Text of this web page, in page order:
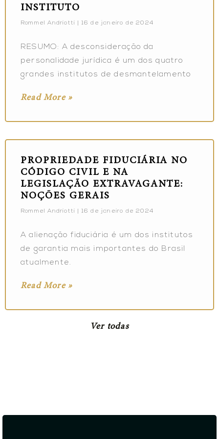
INSTITUTO
Rommel Andriotti 16 de janeiro de 2024
RESUMO: A desconsideração da
personalidade jurídica é um dos quatro
grandes institutos de desmantelamento
Read More »
PROPRIEDADE FIDUCIÁRIA NO
CÓDIGO CIVIL E NA
LEGISLAÇÃO EXTRAVAGANTE:
NOÇÕES GERAIS
Rommel Andriotti 16 de janeiro de 2024
A alienação fiduciária é um dos institutos
de garantia mais importantes do Brasil
atualmente.
Read More »
Ver todas